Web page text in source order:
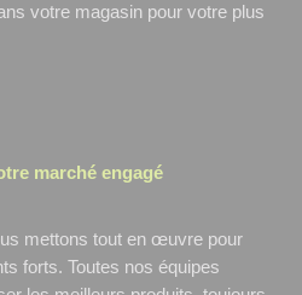
votre magasin pour votre plus
marché engagé
mettons tout en œuvre pour
forts. Toutes nos équipes